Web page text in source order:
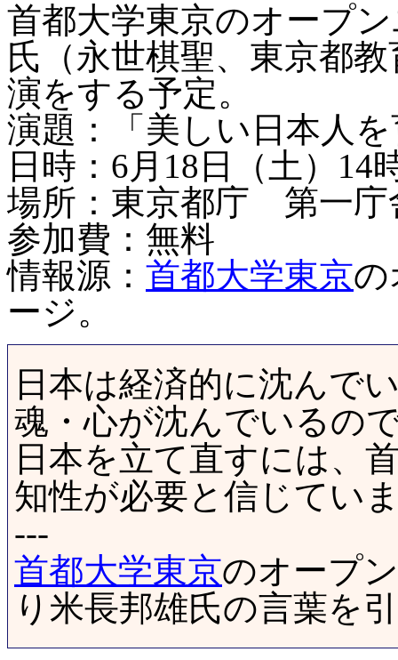
首都大学東京のオープ
氏（永世棋聖、東京都
演をする予定。
演題：「美しい日本人
日時： 6月 18 日（土） 14
場所：東京都庁 第一
参加費：無料
情報源： 首都大学東京の
ージ。
日本は経済的に沈んで
魂・心が沈んでいるの
日本を立て直すには、
知性が必要と信じてい
---
首都大学東京のオープ
り米長邦雄氏の言葉を